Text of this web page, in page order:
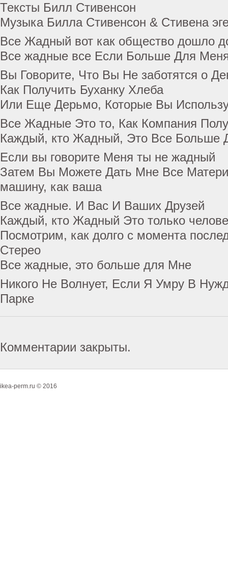
Тексты Билл Стивенсон
Музыка Билла Стивенсон & Стивена
Все Жадный вот как общество дошло
Все жадные все Если Больше Для
Вы Говорите, Что Вы Не заботятся о
Как Получить Буханку Хлеба
Или Еще Дерьмо, Которые Вы
Все Жадные Это то, Как Компания
Каждый, кто Жадный, Это Все Больше
Если вы говорите Меня ты не жадный
Затем Вы Можете Дать Мне Все
машину, как ваша
Все жадные. И Вас И Ваших Друзей
Каждый, кто Жадный Это только
Посмотрим, как долго с момента
Стерео
Все жадные, это больше для Мне
Никого Не Волнует, Если Я Умру В
Парке
Комментарии закрыты.
ikea-perm.ru © 2016